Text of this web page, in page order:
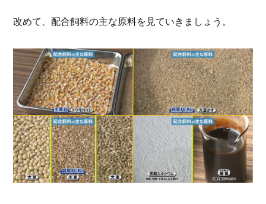
改めて、配合飼料の主な原料を見ていきましょう。